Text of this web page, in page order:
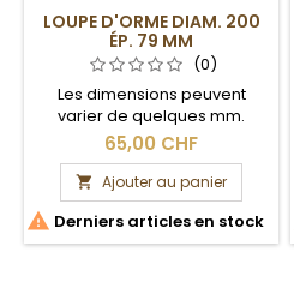
LOUPE D'ORME DIAM. 200
ÉP. 79 MM
(0)
Les dimensions peuvent
varier de quelques mm.
Section brute.
65,00 CHF
 Ajouter au panier
 Derniers articles en stock